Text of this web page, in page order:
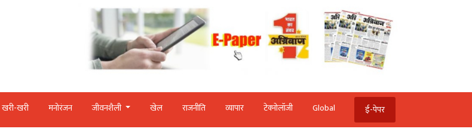
खरी-खरी मनोरंजन जीवनशैली खेल राजनीति व्‍यापार टेक्‍नोलॉजी Global ई-पेपर